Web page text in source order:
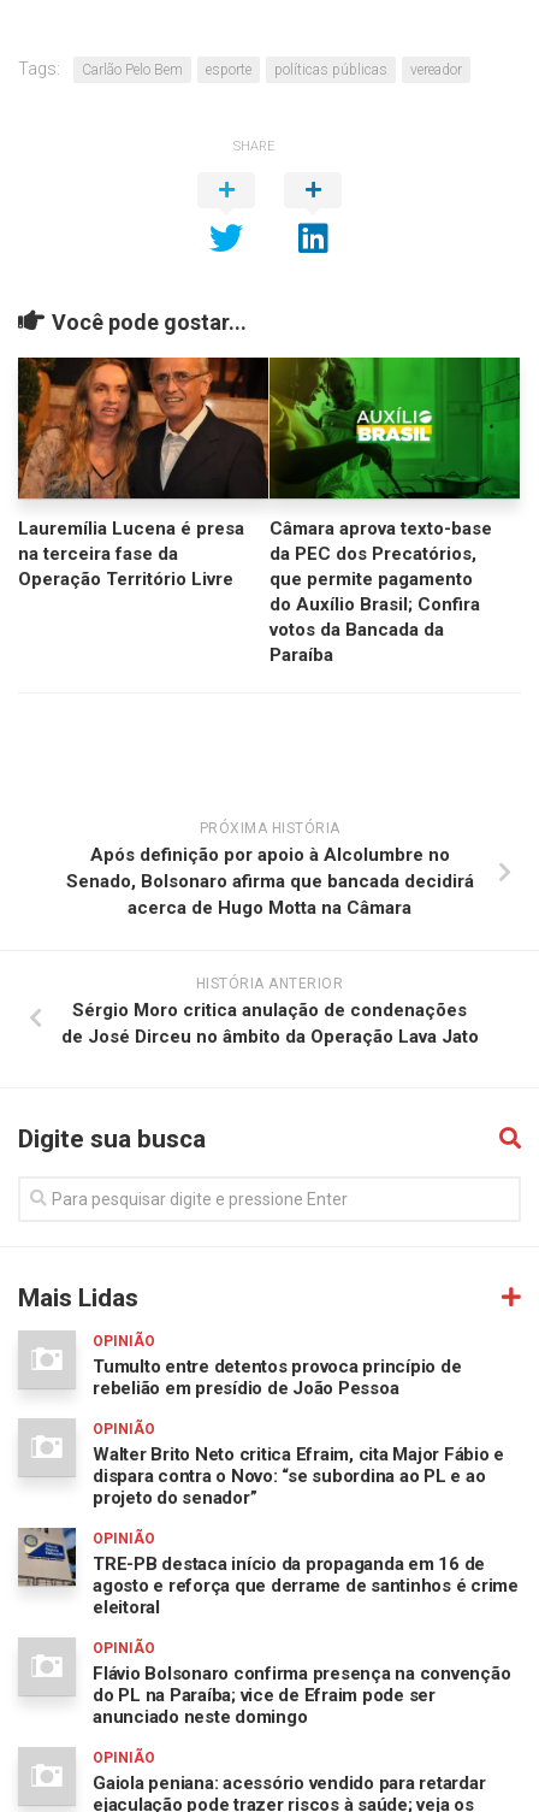
Tags: Carlão Pelo Bem esporte políticas públicas vereador
SHARE
Você pode gostar...
Lauremília Lucena é presa
na terceira fase da
Operação Território Livre
Câmara aprova texto-base
da PEC dos Precatórios,
que permite pagamento
do Auxílio Brasil; Confira
votos da Bancada da
Paraíba
PRÓXIMA HISTÓRIA
Após definição por apoio à Alcolumbre no
Senado, Bolsonaro afirma que bancada decidirá
acerca de Hugo Motta na Câmara
HISTÓRIA ANTERIOR
Sérgio Moro critica anulação de condenações
de José Dirceu no âmbito da Operação Lava Jato
Digite sua busca
Mais Lidas
OPINIÃO
Tumulto entre detentos provoca princípio de
rebelião em presídio de João Pessoa
OPINIÃO
Walter Brito Neto critica Efraim, cita Major Fábio e
dispara contra o Novo: “se subordina ao PL e ao
projeto do senador”
OPINIÃO
TRE-PB destaca início da propaganda em 16 de
agosto e reforça que derrame de santinhos é crime
eleitoral
OPINIÃO
Flávio Bolsonaro confirma presença na convenção
do PL na Paraíba; vice de Efraim pode ser
anunciado neste domingo
OPINIÃO
Gaiola peniana: acessório vendido para retardar
ejaculação pode trazer riscos à saúde; veja os